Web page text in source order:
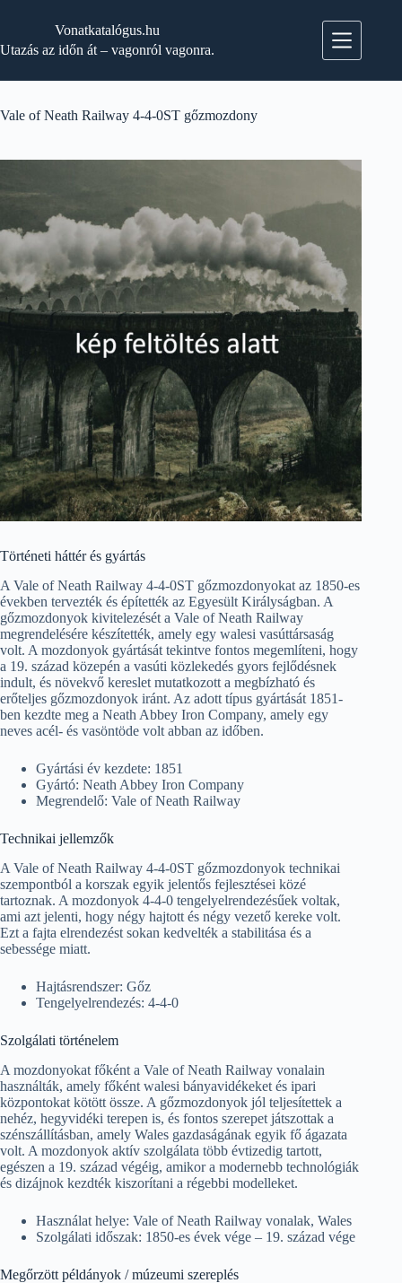
Vonatkatalógus.hu
Utazás az időn át – vagonról vagonra.
Vale of Neath Railway 4-4-0ST gőzmozdony
Történeti háttér és gyártás
A Vale of Neath Railway 4-4-0ST gőzmozdonyokat az 1850-es
években tervezték és építették az Egyesült Királyságban. A
gőzmozdonyok kivitelezését a Vale of Neath Railway
megrendelésére készítették, amely egy walesi vasúttársaság
volt. A mozdonyok gyártását tekintve fontos megemlíteni, hogy
a 19. század közepén a vasúti közlekedés gyors fejlődésnek
indult, és növekvő kereslet mutatkozott a megbízható és
erőteljes gőzmozdonyok iránt. Az adott típus gyártását 1851-
ben kezdte meg a Neath Abbey Iron Company, amely egy
neves acél- és vasöntöde volt abban az időben.
Gyártási év kezdete: 1851
Gyártó: Neath Abbey Iron Company
Megrendelő: Vale of Neath Railway
Technikai jellemzők
A Vale of Neath Railway 4-4-0ST gőzmozdonyok technikai
szempontból a korszak egyik jelentős fejlesztései közé
tartoznak. A mozdonyok 4-4-0 tengelyelrendezésűek voltak,
ami azt jelenti, hogy négy hajtott és négy vezető kereke volt.
Ezt a fajta elrendezést sokan kedvelték a stabilitása és a
sebessége miatt.
Hajtásrendszer: Gőz
Tengelyelrendezés: 4-4-0
Szolgálati történelem
A mozdonyokat főként a Vale of Neath Railway vonalain
használták, amely főként walesi bányavidékeket és ipari
központokat kötött össze. A gőzmozdonyok jól teljesítettek a
nehéz, hegyvidéki terepen is, és fontos szerepet játszottak a
szénszállításban, amely Wales gazdaságának egyik fő ágazata
volt. A mozdonyok aktív szolgálata több évtizedig tartott,
egészen a 19. század végéig, amikor a modernebb technológiák
és dizájnok kezdték kiszorítani a régebbi modelleket.
Használat helye: Vale of Neath Railway vonalak, Wales
Szolgálati időszak: 1850-es évek vége – 19. század vége
Megőrzött példányok / múzeumi szereplés